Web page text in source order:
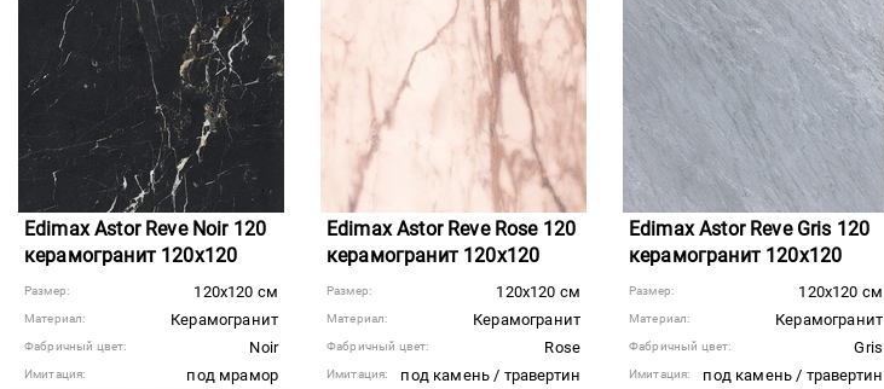
Edimax Astor Reve Noir 120
керамогранит 120x120
Размер: 120x120 см
Материал: Керамогранит
Фабричный цвет: Noir
Имитация:
под мрамор
Edimax Astor Reve Rose 120
керамогранит 120x120
Размер: 120x120 см
Материал: Керамогранит
Фабричный цвет: Rose
Имитация:
под камень / травертин
Edimax Astor Reve Gris 120
керамогранит 120x120
Размер: 120x120 см
Материал: Керамогранит
Фабричный цвет: Gris
Имитация:
под камень / травертин